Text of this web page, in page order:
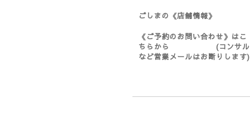
ごしまの《店舗情報》
《ご予約のお問い合わせ》はこ
ちらから (コンサル
など営業メールはお断りします)